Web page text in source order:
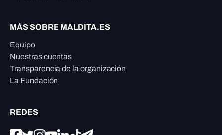
MÁS SOBRE MALDITA.ES
Equipo
Nuestras cuentas
Transparencia de la organización
La Fundación
REDES